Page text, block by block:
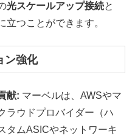
光スケールアップ接続と
立つことができます。
ン強化
献: マーベルは、AWSやマ
ラウドプロバイダー（ハ
タムASICやネットワーキ